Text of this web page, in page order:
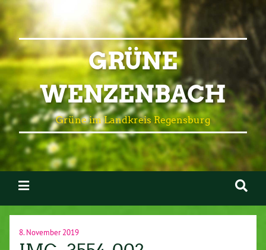
GRÜNE
WENZENBACH
Grüne im Landkreis Regensburg
8. November 2019